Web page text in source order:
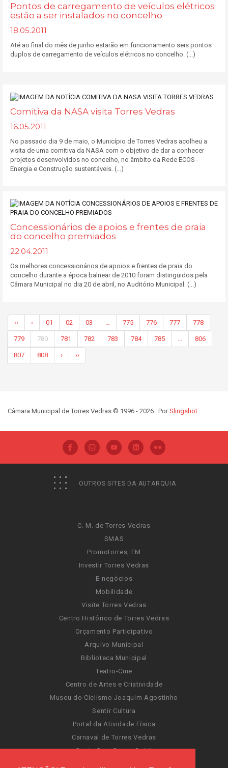
Pontos de carregamento de veículos elétricos
estão a ser instalados no concelho
18.05.2011
Até ao final do mês de junho estarão em funcionamento seis pontos
duplos de carregamento de veículos elétricos no concelho. (...)
Comitiva da NASA visita Torres Vedras
16.05.2011
No passado dia 9 de maio, o Município de Torres Vedras acolheu a
visita de uma comitiva da NASA com o objetivo de dar a conhecer
projetos desenvolvidos no concelho, no âmbito da Rede ECOS -
Energia e Construção sustentáveis. (...)
Concessionários de apoios e frentes de praia
do concelho premiados
22.04.2011
Os melhores concessionários de apoios e frentes de praia do
concelho durante a época balnear de 2010 foram distinguidos pela
Câmara Municipal no dia 20 de abril, no Auditório Municipal. (...)
‹‹ ‹ 01 02 03 775 776 777 778
779 780 781 782 783 784 785 806
807 808 › ››
Câmara Municipal de Torres Vedras © 1996 - 2026 · PorSlingshot
OUTROS SITES DA AUTARQUIA
C. M. de Torres Vedras
SMAS
Promotorres, EM
Investir Torres Vedras
E-negócios
Mobilidade
Visite Torres Vedras
Centro Histórico de Torres Vedras
Orçamento Participativo
Arquivo Municipal
Biblioteca Municipal
Teatro-Cine
Centro de Artes e Criatividade
Museu do Ciclismo Joaquim Agostinho
Sentir Cultura
Portal da Atividade Física
Carnaval de Torres Vedras
Santa Cruz Ocean Spirit